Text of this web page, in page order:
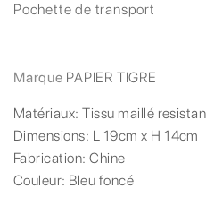
Pochette de transport
Marque PAPIER TIGRE
Matériaux:Tissu maillé
Dimensions: L 19cm x H 14cm
Fabrication:Chine
Couleur: Bleu foncé